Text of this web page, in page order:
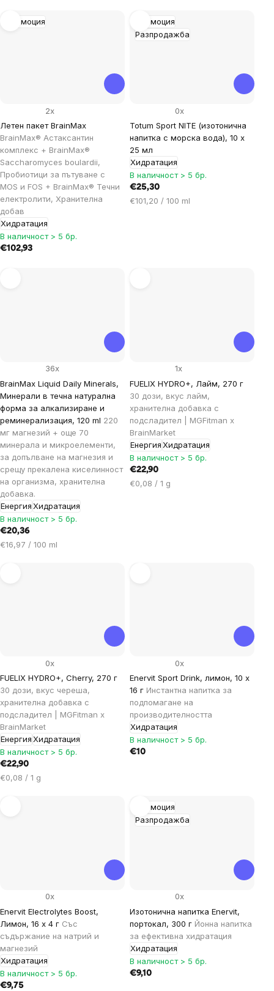
мярка:
Промоция
Летен пакет BrainMax
BrainMax® Астаксантин
комплекс + BrainMax®
Saccharomyces boulardii,
Пробиотици за пътуване с
MOS и FOS + BrainMax® Течни
електролити, Хранителна
добав
Хидратация
2x
В наличност > 5 бр.
€102,93
Промоция
Разпродажба
Totum Sport NITE (изотонична
напитка с морска вода), 10 х
25 мл
Хидратация
0x
В наличност > 5 бр.
€25,30
Цена
€101,20 / 100 ml
BrainMax Liquid Daily Minerals,
Минерали в течна натурална
форма за алкализиране и
реминерализация, 120 ml 220
мг магнезий + още 70
минерала и микроелементи,
за допълване на магнезия и
срещу прекалена киселинност
на организма, хранителна
добавка.
ЕнергияХидратация
36x
В наличност > 5 бр.
€20,36
Цена
€16,97 / 100 ml
FUELIX HYDRO+, Лайм, 270 г
30 дози, вкус лайм,
хранителна добавка с
подсладител | MGFitman x
BrainMarket
ЕнергияХидратация
1x
В наличност > 5 бр.
€22,90
Цена
€0,08 / 1 g
FUELIX HYDRO+, Cherry, 270 г
30 дози, вкус череша,
хранителна добавка с
подсладител | MGFitman x
BrainMarket
ЕнергияХидратация
0x
В наличност > 5 бр.
€22,90
Цена
€0,08 / 1 g
Enervit Sport Drink, лимон, 10 x
16 г Инстантна напитка за
подпомагане на
производителността
Хидратация
0x
В наличност > 5 бр.
€10
Enervit Electrolytes Boost,
Лимон, 16 x 4 г Със
съдържание на натрий и
магнезий
Хидратация
0x
В наличност > 5 бр.
€9,75
Промоция
Разпродажба
Изотонична напитка Enervit,
портокал, 300 г Йонна напитка
за ефективна хидратация
Хидратация
0x
В наличност > 5 бр.
€9,10